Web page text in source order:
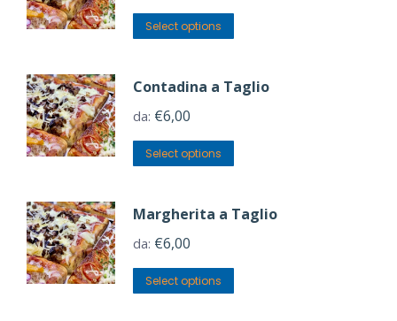
Select options
Contadina a Taglio
da: €6,00
Select options
Margherita a Taglio
da: €6,00
Select options